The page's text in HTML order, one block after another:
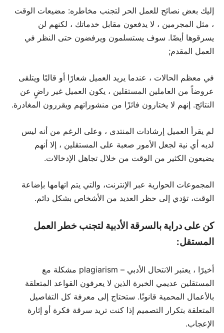
إليك بعض نصائح للعمل الحر لتجنب مخاطره: مضيعات الوقت
، مثل المجرمين ، لا يدفعون مقابل خدماتك ، لكنهم لن
يسرقوها أيضًا. سوف يستسلمون ويرفضون حتى النظر في
العمل المقدم;
في معظم الحالات ، عندما يريد العميل شعارًا أو قالبًا ويتلقى
عروضاً من العاملين المستقلين ، يكون العميل غير راضٍ عن
النتائج. إنهم لا يختارون فائزًا من منشوراتهم ويقررون المغادرة.
لم يقرأ العميل إرشادات المنتدى ، وعلى الرغم من أنه ليس
لديه أي نية لجعل الأمور صعبة على المستقلين ، إلا أنهم
يضيعون الكثير من الوقت من خلال تجاهل الإدخالات.
المجموعات الحوارية عبر الإنترنت، والتي يتم اتهامها بإضاعة
الوقت، تؤدي إلى حظر العديد من الأشخاص بشكل دائم.
كن على دراية بالسرقة الأدبية لتجنب خطر العمل
المستقل:
أخيرًا ، يعتبر الانتحال الأدبي – plagiarism مشكلة مع
المستقلين عديمي الخبرة الذين لا يعرفون القواعد المتعلقة
بالأعمال المحمية قانونًا. ستحتاج إلى معرفة كل التفاصيل
المتعلقة بتكرار التصميم إذا كنت تريد سرقة فكرة أو إثارة
الإعجاب.